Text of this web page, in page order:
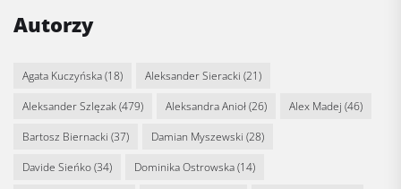
Autorzy
Agata Kuczyńska(18) Aleksander Sieracki (21)
Aleksander Szlęzak(479) Aleksandra Anioł(26) Alex Madej (46)
Bartosz Biernacki (37) Damian Myszewski (28)
Davide Sieńko(34) Dominika Ostrowska(14)